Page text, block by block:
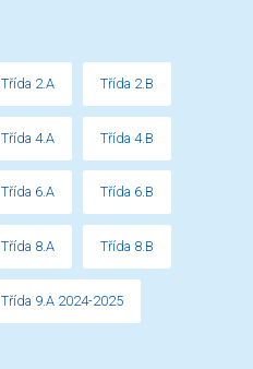
Třída 2.A Třída 2.B
Třída 4.A Třída 4.B
Třída 6.A Třída 6.B
Třída 8.A Třída 8.B
Třída 9.A 2024-2025